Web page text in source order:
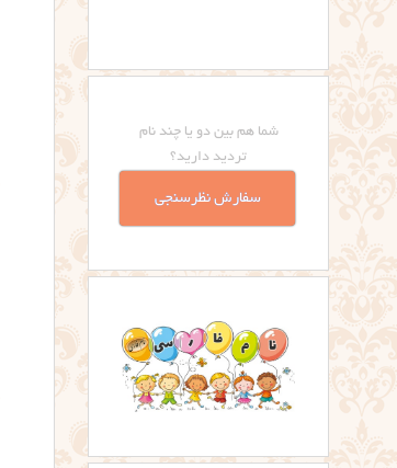
شما هم بین دو یا چند نام
تردید دارید؟
سفارش نظرسنجی